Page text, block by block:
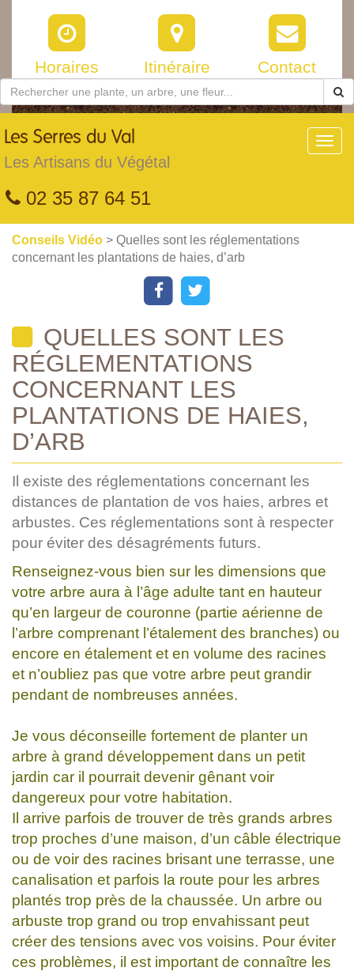
Horaires Itinéraire Contact
Les Serres du Val
Les Artisans du Végétal
02 35 87 64 51
Conseils Vidéo > Quelles sont les réglementations
concernant les plantations de haies, d’arb
QUELLES SONT LES
RÉGLEMENTATIONS
CONCERNANT LES
PLANTATIONS DE HAIES,
D’ARB
Il existe des réglementations concernant les
distances de plantation de vos haies, arbres et
arbustes. Ces réglementations sont à respecter
pour éviter des désagréments futurs.
Renseignez-vous bien sur les dimensions que
votre arbre aura à l’âge adulte tant en hauteur
qu’en largeur de couronne (partie aérienne de
l’arbre comprenant l’étalement des branches) ou
encore en étalement et en volume des racines
et n’oubliez pas que votre arbre peut grandir
pendant de nombreuses années.
Je vous déconseille fortement de planter un
arbre à grand développement dans un petit
jardin car il pourrait devenir gênant voir
dangereux pour votre habitation.
Il arrive parfois de trouver de très grands arbres
trop proches d’une maison, d’un câble électrique
ou de voir des racines brisant une terrasse, une
canalisation et parfois la route pour les arbres
plantés trop près de la chaussée. Un arbre ou
arbuste trop grand ou trop envahissant peut
créer des tensions avec vos voisins. Pour éviter
ces problèmes, il est important de connaître les